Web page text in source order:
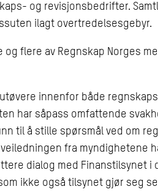
og revisjonsbedrifter.
ilagt overtredelsesgebyr.
flere av Regnskap Norges
innenfor både
har såpass omfattende
til å stille spørsmål ved om
fra myndighetene
dialog med Finanstilsynet i
ikke også tilsynet gjør seg